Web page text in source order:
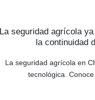
La seguridad agrícola
la continuidad
La seguridad agrícola en
tecnológica.